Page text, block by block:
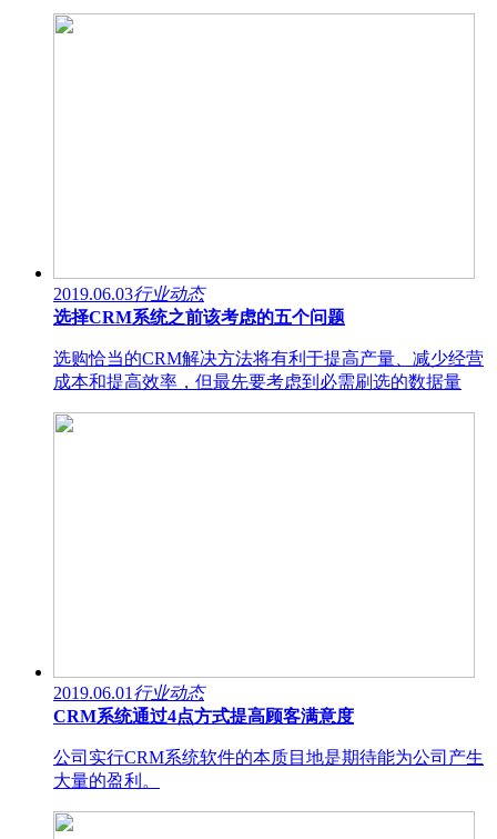
2019.06.03行业动态
选择CRM系统之前该考虑的五个问题
选购恰当的CRM解决方法将有利于提高产量、减少经营
成本和提高效率，但最先要考虑到必需刷选的数据量
2019.06.01 行业动态
CRM系统通过4点方式提高顾客满意度
公司实行CRM系统软件的本质目地是期待能为公司产生
大量的盈利。